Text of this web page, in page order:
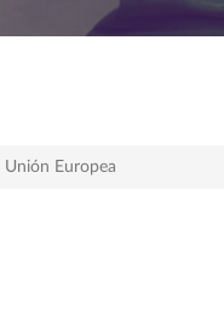
Unión Europea